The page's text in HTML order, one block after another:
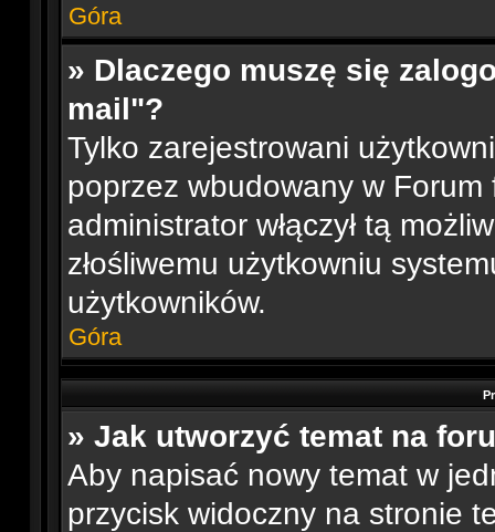
Góra
» Dlaczego muszę się
mail"?
Tylko zarejestrowani
poprzez wbudowany w Forum
administrator włączył tą
złośliwemu użytkowniu
użytkowników.
Góra
» Jak utworzyć temat na
Aby napisać nowy temat w
przycisk widoczny na stronie